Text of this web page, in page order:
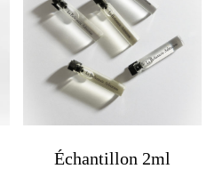
Échantillon 2ml